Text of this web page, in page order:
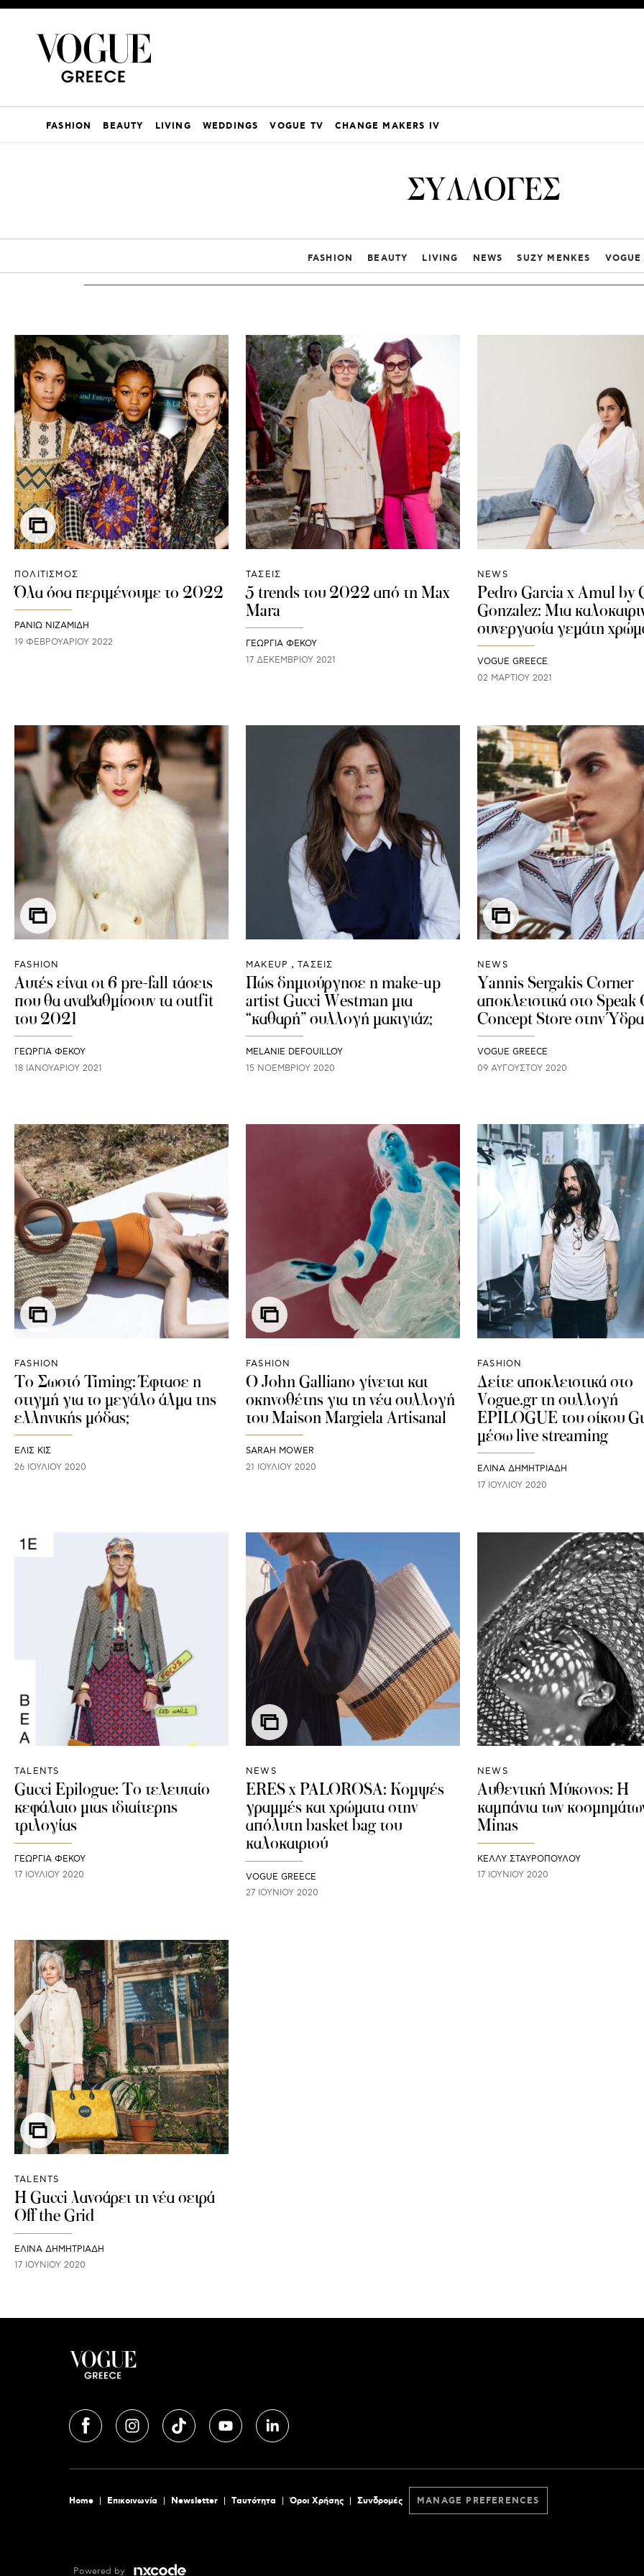
FASHION BEAUTY LIVING WEDDINGS VOGUE TV CHANGE MAKERS IV
ΣΥΛΛΟΓΕΣ
FASHION BEAUTY LIVING NEWS SUZY MENKES
ΠΟΛΙΤΙΣΜΟΣ
Όλα όσα περιμένουμε το 2022
ΡΑΝΙΏ ΝΙΖΑΜΊΔΗ
19 ΦΕΒΡΟΥΑΡΊΟΥ 2022
ΤΑΣΕΙΣ
5 trends του 2022 από τη Μax
Mara
ΓΕΩΡΓΙΑ ΦΕΚΟΥ
17 ΔΕΚΕΜΒΡΊΟΥ 2021
NEWS
Pedro Garcia x Amul by
Gonzalez: Μια
συνεργασία γεμάτη
VOGUE GREECE
02 ΜΑΡΤΊΟΥ 2021
FASHION
Αυτές είναι οι 6 pre-fall τάσεις
που θα αναβαθμίσουν τα outfit
του 2021
ΓΕΩΡΓΙΑ ΦΕΚΟΥ
18 ΙΑΝΟΥΑΡΊΟΥ 2021
ΜAKEUP ΤΑΣΕΙΣ
Πώς δημιούργησε η make-up
artist Gucci Westman μια
“καθαρή” συλλογή μακιγιάζ;
MELANIE DEFOUILLOY
15 ΝΟΕΜΒΡΊΟΥ 2020
NEWS
Yannis Sergakis Corner
αποκλειστικά στο Speak
Concept Store στην Ύδρα
VOGUE GREECE
09 ΑΥΓΟΎΣΤΟΥ 2020
FASHION
Το Σωστό Timing: Έφτασε η
στιγμή για το μεγάλο άλμα της
ελληνικής μόδας;
ΕΛΙΣ ΚΙΣ
26 ΙΟΥΛΊΟΥ 2020
FASHION
O John Galliano γίνεται και
σκηνοθέτης για τη νέα συλλογή
του Maison Margiela Artisanal
SARAH MOWER
21 ΙΟΥΛΊΟΥ 2020
FASHION
Δείτε αποκλειστικά στο
Vogue.gr τη συλλογή
EPILOGUE του οίκου
μέσω live streaming
ΕΛΙΝΑ ΔΗΜΗΤΡΙΑΔΗ
17 ΙΟΥΛΊΟΥ 2020
TALENTS
Gucci Epilogue: Το τελευταίο
κεφάλαιο μιας ιδιαίτερης
τριλογίας
ΓΕΩΡΓΙΑ ΦΕΚΟΥ
17 ΙΟΥΛΊΟΥ 2020
NEWS
ERES x PALOROSA: Kομψές
γραμμές και χρώματα στην
απόλυτη basket bag του
καλοκαιριού
VOGUE GREECE
27 ΙΟΥΝΊΟΥ 2020
NEWS
Αυθεντική Μύκονος: Η
καμπάνια των
Minas
ΚΕΛΛΥ ΣΤΑΥΡΟΠΟΥΛΟΥ
17 ΙΟΥΝΊΟΥ 2020
TALENTS
H Gucci λανσάρει τη νέα σειρά
Off the Grid
ΕΛΙΝΑ ΔΗΜΗΤΡΙΑΔΗ
17 ΙΟΥΝΊΟΥ 2020
Home Επικοινωνία Newsletter Tαυτότητα Όροι Χρήσης Συνδρομές MANAGE PREFERENCES
Powered by